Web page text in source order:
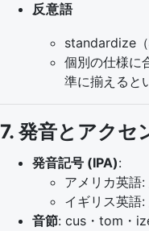
反意語
standardize（
個別の仕様に
準に揃えると
7. 発音とアクセ
発音記号 (IPA):
アメリカ英語
イギリス英語
音節: cus・tom・